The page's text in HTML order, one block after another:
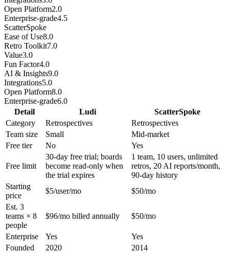
Open Platform2.0
Enterprise-grade4.5
ScatterSpoke
Ease of Use8.0
Retro Toolkit7.0
Value3.0
Fun Factor4.0
AI & Insights9.0
Integrations5.0
Open Platform8.0
Enterprise-grade6.0
Detail
Ludi
ScatterSpoke
Category
Retrospectives
Retrospectives
Team size
Small
Mid-market
Free tier
No Yes
Free limit
30-day free trial; boards
become read-only when
the trial expires
1 team, 10 users, unlimited
retros, 20 AI reports/month,
90-day history
Starting
price
$5/user/mo
$50/mo
Est. 3
teams × 8
people
$96/mo billed annually $50/mo
Enterprise Yes
Yes
Founded
2020
2014